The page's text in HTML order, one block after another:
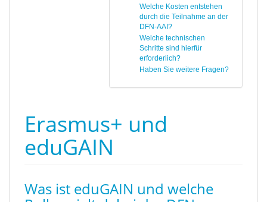
Welche Kosten entstehen
durch die Teilnahme an der
DFN-AAI?
Welche technischen
Schritte sind hierfür
erforderlich?
Haben Sie weitere Fragen?
Erasmus+ und
eduGAIN
Was ist eduGAIN und welche